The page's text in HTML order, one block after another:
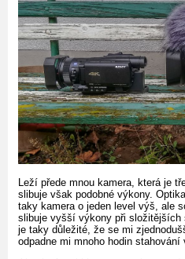
Leží přede mnou kamera, která je
slibuje však podobné výkony.
taky kamera o jeden level výš, ale
slibuje vyšší výkony při složitějších
je taky důležité, že se mi
odpadne mi mnoho hodin stahování